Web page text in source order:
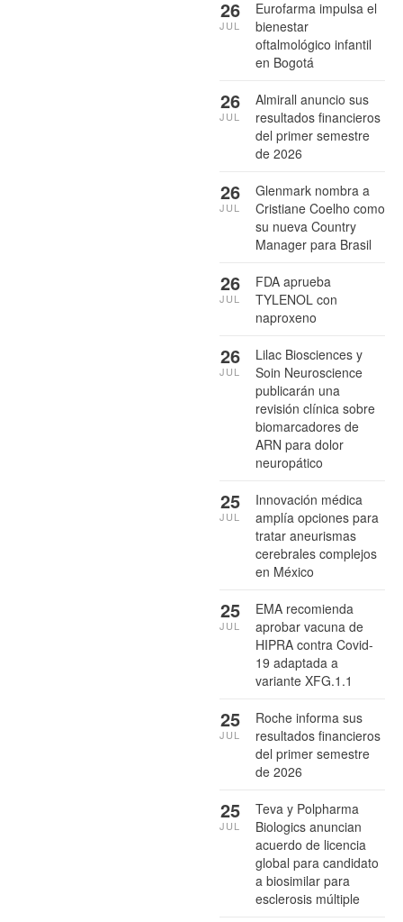
Eurofarma impulsa el
bienestar
oftalmológico infantil
en Bogotá
26
JUL
Almirall anuncio sus
resultados financieros
del primer semestre
de 2026
26
JUL
Glenmark nombra a
Cristiane Coelho como
su nueva Country
Manager para Brasil
26
JUL
FDA aprueba
TYLENOL con
naproxeno
26
JUL
Lilac Biosciences y
Soin Neuroscience
publicarán una
revisión clínica sobre
biomarcadores de
ARN para dolor
neuropático
26
JUL
Innovación médica
amplía opciones para
tratar aneurismas
cerebrales complejos
en México
25
JUL
EMA recomienda
aprobar vacuna de
HIPRA contra Covid-
19 adaptada a
variante XFG.1.1
25
JUL
Roche informa sus
resultados financieros
del primer semestre
de 2026
25
JUL
Teva y Polpharma
Biologics anuncian
acuerdo de licencia
global para candidato
a biosimilar para
esclerosis múltiple
25
JUL